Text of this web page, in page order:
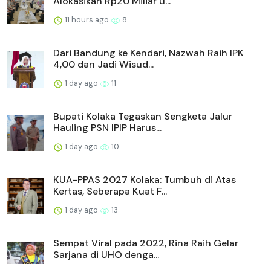
11 hours ago 8
Dari Bandung ke Kendari, Nazwah Raih IPK
4,00 dan Jadi Wisud...
1 day ago 11
Bupati Kolaka Tegaskan Sengketa Jalur
Hauling PSN IPIP Harus...
1 day ago 10
KUA-PPAS 2027 Kolaka: Tumbuh di Atas
Kertas, Seberapa Kuat F...
1 day ago 13
Sempat Viral pada 2022, Rina Raih Gelar
Sarjana di UHO denga...